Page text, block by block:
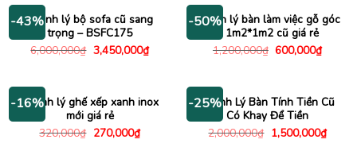
5,450,000₫.
-43%Thanh lý bộ sofa cũ sang
trọng – BSFC175
6,000,000₫ Giá
gốc
3,450,000₫Giá
hiện
3,450,000₫.
-50%
Thanh lý bàn làm việc gỗ góc
L 1m2*1m2 cũ giá rẻ
1,200,000₫ Giá
600,000₫Giá
hiện
-16%
Thanh lý ghế xếp xanh inox
mới giá rẻ
320,000₫ Giá
270,000₫Giá
hiện
-25%
Thanh Lý Bàn Tính Tiền Cũ
Có Khay Để Tiền
2,000,000₫ Giá
gốc
1,500,000₫Giá
hiện